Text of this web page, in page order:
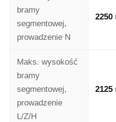
bramy
segmentowej,
prowadzenie N
2250
Maks. wysokość
bramy
segmentowej,
prowadzenie
L/Z/H
2125